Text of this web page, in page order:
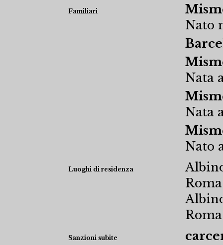
Familiari
Nato
Nata
Nata
Nato
Luoghi di residenza
Sanzioni subite